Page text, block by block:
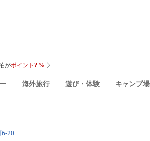
海外旅行 遊び・体験 キャンプ場
6-20